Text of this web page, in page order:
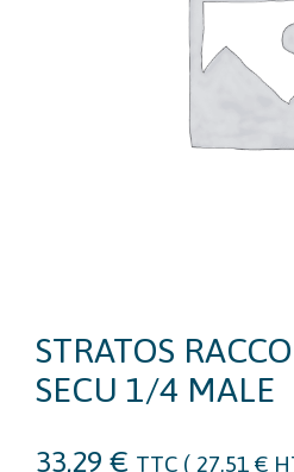
STRATOS
SECU 1/4 MALE
33,29 € TTC ( 27,51 €